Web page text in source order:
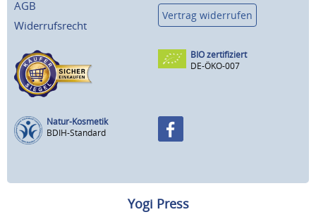
AGB
Widerrufsrecht
Vertrag widerrufen
BIO zertifiziert
DE-ÖKO-007
Natur-Kosmetik
BDIH-Standard
Yogi Press